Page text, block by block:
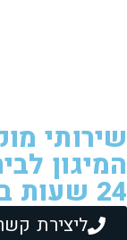
שירותי
המיגון
24 שעות ביממה, 7 ימים בשבוע
ליצירת